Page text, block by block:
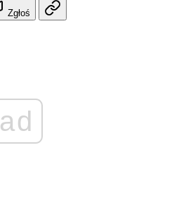
Zgłoś
ad